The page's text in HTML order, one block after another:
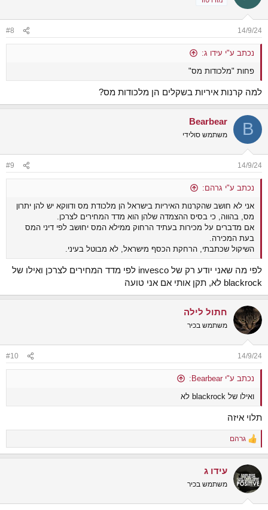
i
s
:
14/9/24
#8
נכתב ע"י עידו ג:
פחות "מלכודות מס"
למה קרנות איריות בשקלים הן מלכודות מס?
B
Bearbear
משתמש סולידי
14/9/24
#9
נכתב ע"י גרהם:
אני לא חושב שהקרנות האיריות בישראל הן מלכודת מס ודווקא יש להן יתרון
מס, בהווה, כי בסיס ההצמדה שלהן הוא מדד המחירים לצרכן.
אם מדברים על מכירות בעתיד הרחוק ממילא המס יחושב לפי דיני המס
בעת המכירה.
השיקול שכתבתי, הרחקת הכסף מישראל, לא מבוטל בעיני.
לפי מה שאני יודע רק של invesco לפי מדד המחירים לצרכן ואילו של
blackrock לא, תקן אותי אם אני טועה
חתול לילה
משתמש בכיר
14/9/24
#10
נכתב ע"י Bearbear:
ואילו של blackrock לא
תלוי איזה
R
e
c
t
i
גרהם
עידו ג
משתמש בכיר